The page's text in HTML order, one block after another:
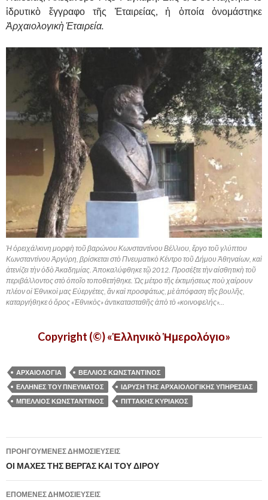
ἱδρυτικὸ ἔγγραφο τῆς Ἑταιρείας, ἡ ὁποία ὀνομάστηκε
Ἀρχαιολογικὴ Ἑταιρεία.
Ἡ ὀρειχάλκινη μορφὴ τοῦ βαρώνου Κωνσταντίνου Βέλλιου, ἔργο τοῦ γλύπτου
Κωνσταντίνου Ἀργύρη, βρίσκεται στὸ Πνευματικὸ Κέντρο τοῦ Δήμου Ἀθηναίων, καὶ
ἀτενίζει τὴν ὁδὸ Ἀκαδημίας. Ἀποκαλύφθηκε τῷ 2012. Προσέξτε τὴν αἰσθητικὴ τοῦ
περιβάλλοντος στὸ ὁποῖο τοποθετήθηκε. Ὠς μέτρο τῆς ἐκτιμήσεως ποὺ χαίρουν
πλέον οἱ Ἐθνικοὶ μας Εὐεργέτες, ἄν καὶ προσφάτως, μὲ ἀπόφαση τῆς βουλῆς,
καταργήθηκε ὁ ὄρος «Ἐθνικὸς» ἀντικατασταθῆς ἀπὸ τὸ «κοινοφελής»…
Copyright (©) «Ἑλληνικὸ Ἡμερολόγιο»
ΑΡΧΑΙΟΛΟΓΙΑ
ΒΕΛΛΙΟΣ ΚΩΝΣΤΑΝΤΙΝΟΣ
ΕΛΛΗΝΕΣ ΤΟΥ ΠΝΕΥΜΑΤΟΣ
ΙΔΡΥΣΗ ΤΗΣ ΑΡΧΑΙΟΛΟΓΙΚΗΣ ΥΠΗΡΕΣΙΑΣ
ΜΠΕΛΛΙΟΣ ΚΩΝΣΤΑΝΤΙΝΟΣ
ΠΙΤΤΑΚΗΣ ΚΥΡΙΑΚΟΣ
Πλοήγηση
άρθρων
ΠΡΟΗΓΟΎΜΕΝΕΣ ΔΗΜΟΣΙΕΎΣΕΙΣ
ΟΙ ΜΑΧΕΣ ΤΗΣ ΒΕΡΓΑΣ ΚΑΙ ΤΟΥ ΔΙΡΟΥ
ΕΠΌΜΕΝΕΣ ΔΗΜΟΣΙΕΎΣΕΙΣ